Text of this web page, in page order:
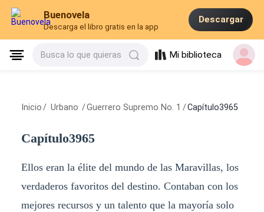
Buenovela
Descarga el libro gratis en la app
Descargar
Busca lo que quieras Mi biblioteca
Inicio / Urbano /Guerrero Supremo No. 1 /Capítulo3965
Capítulo3965
Ellos eran la élite del mundo de las Maravillas, los
verdaderos favoritos del destino. Contaban con los
mejores recursos y un talento que la mayoría solo